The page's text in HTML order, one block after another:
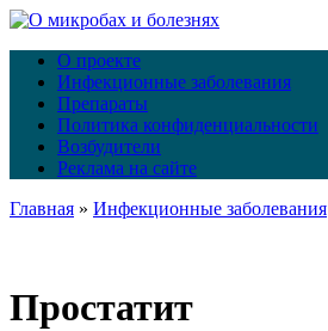
О проекте
Инфекционные заболевания
Препараты
Политика конфиденциальности
Возбудители
Реклама на сайте
Главная » Инфекционные заболевания
Простатит